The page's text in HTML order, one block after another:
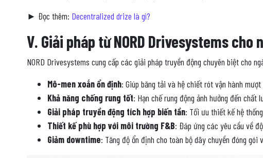
► Đọc thêm: Decentralized drize là gì?
V. Giải pháp từ NORD Drivesystems
NORD Drivesystems cung cấp các giải pháp truyền động chuyên biệt cho
Mô-men xoắn ổn định: Giúp băng tải và hệ chiết rót vận hành
Khả năng chống rung tốt: Hạn chế rung động ảnh hưởng đến chất
Giải pháp truyền động tích hợp biến tần: Tối ưu thiết kế hệ
Thiết kế phù hợp với môi trường F&B: Đáp ứng các yêu cầu về
Giảm downtime: Tăng độ ổn định cho toàn bộ dây chuyền đóng gói